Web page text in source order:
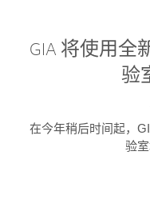
GIA 将使用全
验
在今年稍后时间起，
验